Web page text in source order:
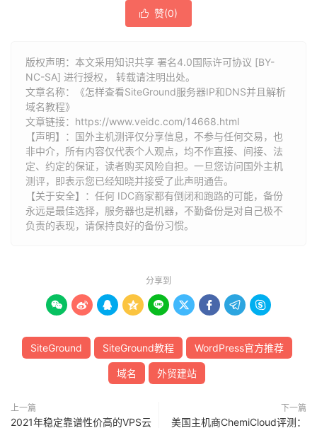
 赞(0)
版权声明：本文采用知识共享 署名4.0国际许可协议 [BY-
NC-SA] 进行授权， 转载请注明出处。
文章名称：《怎样查看SiteGround服务器IP和DNS并且解析
域名教程》
文章链接： https://www.veidc.com/14668.html
【声明】：国外主机测评仅分享信息，不参与任何交易，也
非中介，所有内容仅代表个人观点，均不作直接、间接、法
定、约定的保证，读者购买风险自担。一旦您访问国外主机
测评，即表示您已经知晓并接受了此声明通告。
【关于安全】：任何 IDC商家都有倒闭和跑路的可能，备份
永远是最佳选择，服务器也是机器，不勤备份是对自己极不
负责的表现，请保持良好的备份习惯。
分享到
        
SiteGround SiteGround教程 WordPress官方推荐
域名 外贸建站
上一篇
2021年稳定靠谱性价高的VPS云
下一篇
美国主机商ChemiCloud评测：